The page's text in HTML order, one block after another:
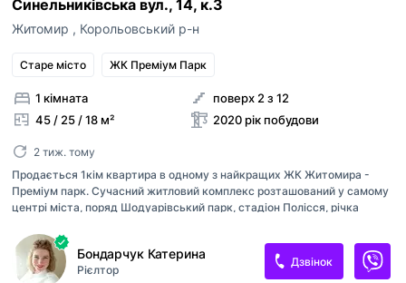
Синельниківська вул., 14, к.3
Житомир , Корольовський р-н
Старе місто ЖК Преміум Парк
1 кімната
45 / 25 / 18 м²
поверх 2 з 12
2020 рік побудови
2 тиж. тому
Продається 1кім квартира в одному з найкращих ЖК Житомира -
Преміум парк. Сучасний житловий комплекс розташований у самому
центрі міста, поряд Шодуарівський парк, стадіон Полісся, річка
облаштована всіма необхідними меблями та побутовою технікою для
комфортного проживання, все залишається новим власникам!
Ідеальний 2й поверх Індивідуальне газове опалення Тепла підлога,
Бондарчук Катерина
Рієлтор
Дзвінок